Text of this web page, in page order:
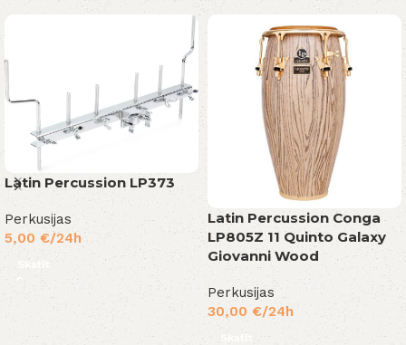
Latin Percussion LP373
Perkusijas
5,00 €/24h
Skatīt
Latin Percussion Conga
LP805Z 11 Quinto Galaxy
Giovanni Wood
Perkusijas
30,00 €/24h
Skatīt